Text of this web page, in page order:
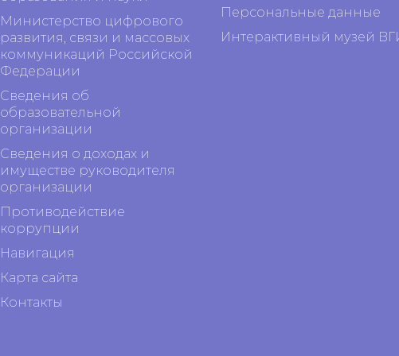
Министерство цифрового
развития, связи и массовых
коммуникаций Российской
Федерации
Сведения об
образовательной
организации
Сведения о доходах и
имуществе руководителя
организации
Противодействие
коррупции
Навигация
Карта сайта
Контакты
Персональные данные
Интерактивный музей